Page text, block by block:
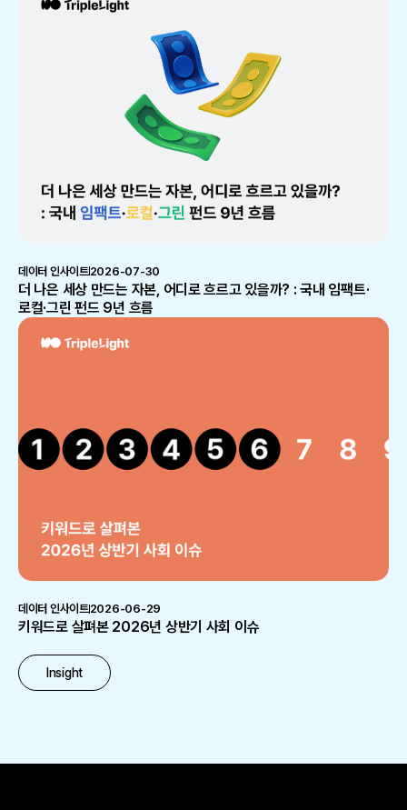
데이터 인사이트2026-07-30
더 나은 세상 만드는 자본, 어디로 흐르고 있을까? : 국내 임팩트·
로컬·그린 펀드 9년 흐름
데이터 인사이트2026-06-29
키워드로 살펴본 2026년 상반기 사회 이슈
Insight